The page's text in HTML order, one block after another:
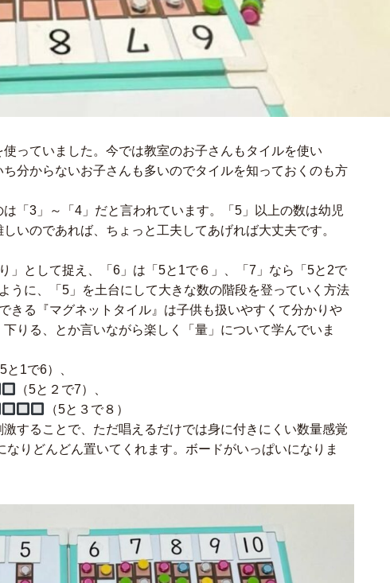
っていました。今では教室のお子さんもタイルを使い
ち分からないお子さんも多いのでタイルを知っておくのも方
「3」～「4」だと言われています。「5」以上の数は幼児
いのであれば、ちょっと工夫してあげれば大丈夫です。
」として捉え、「6」は「5と1で６」、「7」なら「5と2で
うに、「5」を土台にして大きな数の階段を登っていく方法
きる『マグネットタイル』は子供も扱いやすくて分かりや
りる、とか言いながら楽しく「量」について学んでいま
5と1で6）、
（5と２で7）、
（5と３で８）
することで、ただ唱えるだけでは身に付きにくい数量感覚
りどんどん置いてくれます。ボードがいっぱいになりま